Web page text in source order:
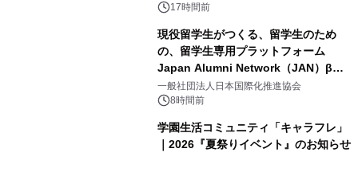
素泊りプラン
17時間前
現役留学生がつくる、留学生のため
の、留学生専用プラットフォーム
Japan Alumni Network（JAN）β版
をリリース
一般社団法人日本国際化推進協会
8時間前
学園生活コミュニティ「キャラフレ」
｜2026『夏祭りイベント』のお知らせ